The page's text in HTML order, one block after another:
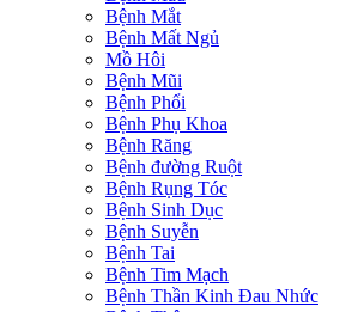
Bệnh Mắt
Bệnh Mất Ngủ
Mồ Hôi
Bệnh Mũi
Bệnh Phổi
Bệnh Phụ Khoa
Bệnh Răng
Bệnh đường Ruột
Bệnh Rụng Tóc
Bệnh Sinh Dục
Bệnh Suyễn
Bệnh Tai
Bệnh Tim Mạch
Bệnh Thần Kinh Đau Nhức